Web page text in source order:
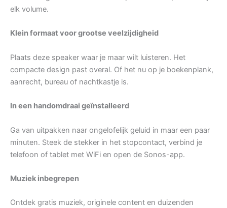
elk volume.
Klein formaat voor grootse veelzijdigheid
Plaats deze speaker waar je maar wilt luisteren. Het
compacte design past overal. Of het nu op je boekenplank,
aanrecht, bureau of nachtkastje is.
In een handomdraai geïnstalleerd
Ga van uitpakken naar ongelofelijk geluid in maar een paar
minuten. Steek de stekker in het stopcontact, verbind je
telefoon of tablet met WiFi en open de Sonos-app.
Muziek inbegrepen
Ontdek gratis muziek, originele content en duizenden